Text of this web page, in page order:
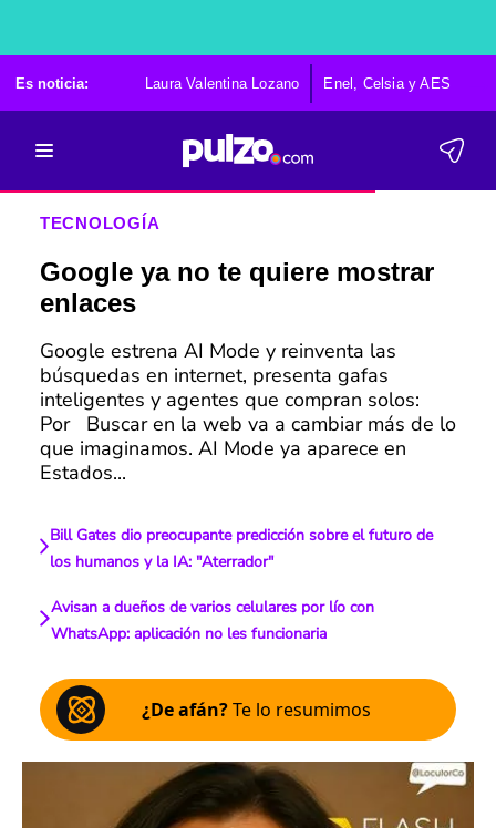
Es noticia: Laura Valentina Lozano Enel, Celsia y AES
TECNOLOGÍA
Google ya no te quiere mostrar
enlaces
Google estrena AI Mode y reinventa las
búsquedas en internet, presenta gafas
inteligentes y agentes que compran solos:
Por Buscar en la web va a cambiar más de lo
que imaginamos. AI Mode ya aparece en
Estados...
Bill Gates dio preocupante predicción sobre el futuro de
los humanos y la IA: "Aterrador"
Avisan a dueños de varios celulares por lío con
WhatsApp: aplicación no les funcionaria
¿De afán?Te lo resumimos